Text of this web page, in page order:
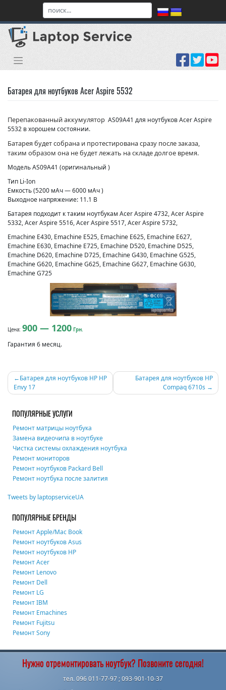
content
Батарея для ноутбуков Acer Aspire 5532
Перепакованный аккумулятор AS09A41 для ноутбуков Acer Aspire
5532 в хорошем состоянии.
Батарея будет собрана и протестирована сразу после заказа,
таким образом она не будет лежать на складе долгое время.
Модель AS09A41 (оригинальный )
Тип Li-Ion
Емкость (5200 мАч — 6000 мАч )
Выходное напряжение: 11.1 В
Батарея подходит к таким ноутбукам Acer Aspire 4732, Acer Aspire
5332, Acer Aspire 5516, Acer Aspire 5517, Acer Aspire 5732,
Emachine E430, Emachine E525, Emachine E625, Emachine E627,
Emachine E630, Emachine E725, Emachine D520, Emachine D525,
Emachine D620, Emachine D725, Emachine G430, Emachine G525,
Emachine G620, Emachine G625, Emachine G627, Emachine G630,
Emachine G725
Цена: 900 — 1200 Грн.
Гарантия 6 месяц.
Навигация
по
записям
Батарея для ноутбуков HP HP
Envy 17
Батарея для ноутбуков HP
Compaq 6710s
ПОПУЛЯРНЫЕ УСЛУГИ
Ремонт матрицы ноутбука
Замена видеочипа в ноутбуке
Чистка системы охлаждения ноутбука
Ремонт мониторов
Ремонт ноутбуков Packard Bell
Ремонт ноутбука после залития
Tweets by laptopserviceUA
ПОПУЛЯРНЫЕ БРЕНДЫ
Ремонт Apple/Mac Book
Ремонт ноутбуков Asus
Ремонт ноутбуков HP
Ремонт Acer
Ремонт Lenovo
Ремонт Dell
Ремонт LG
Ремонт IBM
Ремонт Emachines
Ремонт Fujitsu
Ремонт Sony
Нужно отремонтировать ноутбук? Позвоните сегодня!
тел. 096 011-77-97 ; 093-901-10-37